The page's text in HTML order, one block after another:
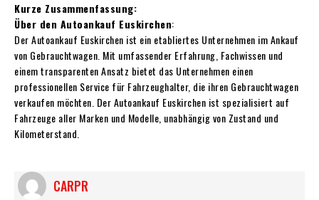
Kurze Zusammenfassung:
Über den Autoankauf Euskirchen:
Der Autoankauf Euskirchen ist ein etabliertes Unternehmen im Ankauf
von Gebrauchtwagen. Mit umfassender Erfahrung, Fachwissen und
einem transparenten Ansatz bietet das Unternehmen einen
professionellen Service für Fahrzeughalter, die ihren Gebrauchtwagen
verkaufen möchten. Der Autoankauf Euskirchen ist spezialisiert auf
Fahrzeuge aller Marken und Modelle, unabhängig von Zustand und
Kilometerstand.
CARPR